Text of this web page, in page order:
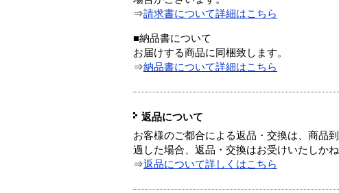
⇒請求書について詳細はこちら
■納品書について
お届けする商品に同梱致します。
⇒納品書について詳細はこちら
返品について
お客様のご都合による返品・交換は、商品
過した場合、返品・交換はお受けいたしかね
⇒返品について詳しくはこちら